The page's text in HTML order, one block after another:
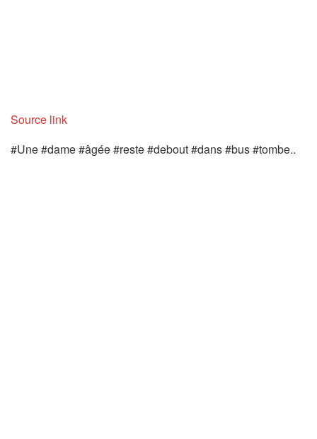
Source link
#Une #dame #âgée #reste #debout #dans #bus #tombe..